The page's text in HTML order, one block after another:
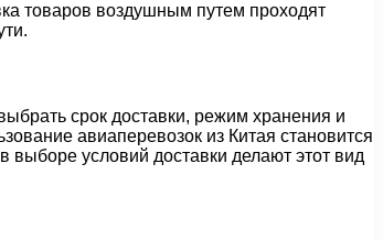
товаров воздушным путем проходят
срок доставки, режим хранения и
авиаперевозок из Китая становится
условий доставки делают этот вид